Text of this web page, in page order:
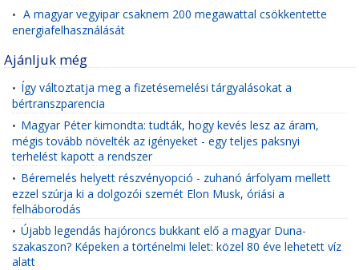
• A magyar vegyipar csaknem 200 megawattal csökkentette
energiafelhasználását
Ajánljuk még
• Így változtatja meg a fizetésemelési tárgyalásokat a
bértranszparencia
• Magyar Péter kimondta: tudták, hogy kevés lesz az áram,
mégis tovább növelték az igényeket - egy teljes paksnyi
terhelést kapott a rendszer
• Béremelés helyett részvényopció - zuhanó árfolyam mellett
ezzel szúrja ki a dolgozói szemét Elon Musk, óriási a
felháborodás
• Újabb legendás hajóroncs bukkant elő a magyar Duna-
szakaszon? Képeken a történelmi lelet: közel 80 éve lehetett víz
alatt